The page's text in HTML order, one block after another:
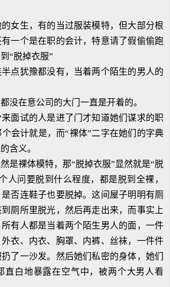
生，有的当过服装模特，但大部分根
一个是在职的会计，特意请了假偷偷跑
“脱掉衣服”
犹豫都没有，当着两个陌生的男人的
在意公司的大门一直是开着的。
试的人是进了门才知道她们谋求的职
会计就是，而“裸体”二字在她们的字典
含义。
裸体模特，那“脱掉衣服”显然就是“脱
人问要脱到什么程度，都是脱到全裸，
否连鞋子也要脱掉。这间屋子明明有厕
厕所里脱光，然后再走出来，而事实上
有人都是当着两个陌生男人的面，一件
衣、内衣、胸罩、内裤、丝袜，一件件
了一沙发。然后她们私密的身体，她们
直白地暴露在空气中，被两个大男人看